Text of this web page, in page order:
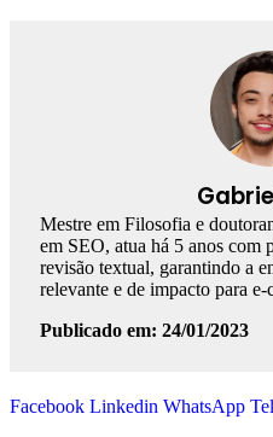
Mestre em Filosofia e
em SEO, atua há 5 anos com
revisão textual, garantindo a
relevante e de impacto para e-
Publicado em: 24/01/2023
Facebook Linkedin WhatsApp